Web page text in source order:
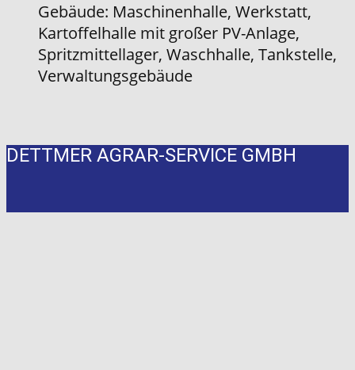
Gebäude: Maschinenhalle, Werkstatt,
Kartoffelhalle mit großer PV-Anlage,
Spritzmittellager, Waschhalle, Tankstelle,
Verwaltungsgebäude
DETTMER AGRAR-SERVICE GMBH